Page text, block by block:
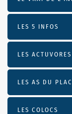
LES 5 INFOS
LES
LES AS DU
LES COLOCS